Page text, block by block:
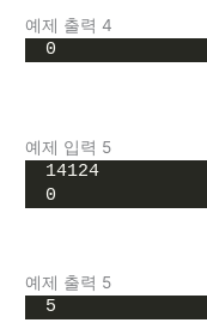
예제 출력 4
0
예제 입력 5
14124
0
예제 출력 5
5